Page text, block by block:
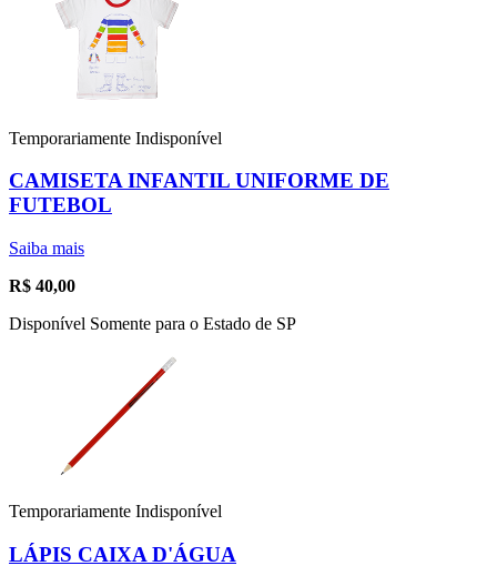
Temporariamente Indisponível
CAMISETA INFANTIL UNIFORME DE
FUTEBOL
Saiba mais
R$ 40,00
Disponível Somente para o Estado de SP
Temporariamente Indisponível
LÁPIS CAIXA D'ÁGUA